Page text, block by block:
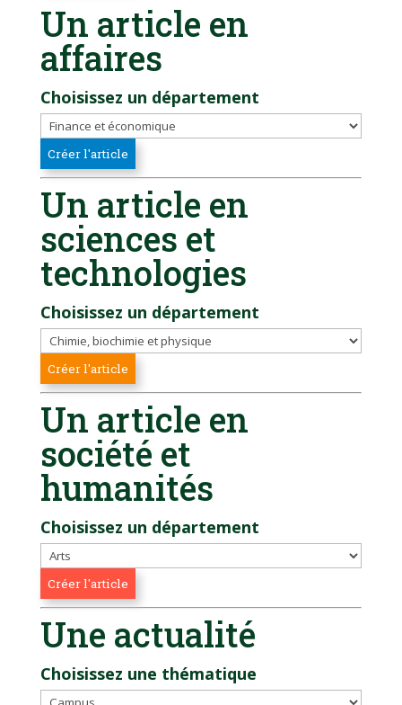
Un article en
affaires
Choisissez un département
Un article en
sciences et
technologies
Choisissez un département
Un article en
société et
humanités
Choisissez un département
Une actualité
Choisissez une thématique